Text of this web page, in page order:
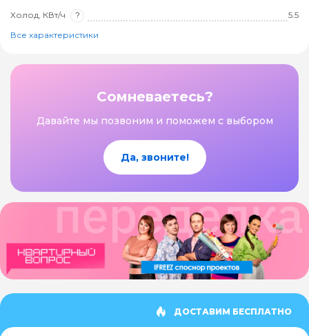
Холод, КВт/ч ?
5.5
Все характеристики
Сомневаетесь?
Давайте мы позвоним и поможем с выбором
Да, звоните!
ДОСТАВИМ БЕСПЛАТНО